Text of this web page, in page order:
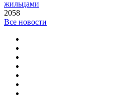
жильцами
2058
Все новости